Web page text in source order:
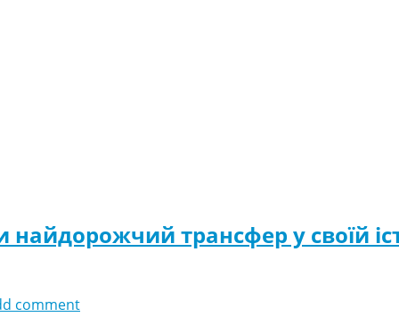
трансфер у своїй
comment